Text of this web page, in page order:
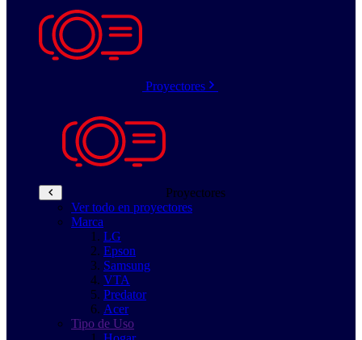
Proyectores
Proyectores
Ver todo en proyectores
Marca
LG
Epson
Samsung
VTA
Predator
Acer
Tipo de Uso